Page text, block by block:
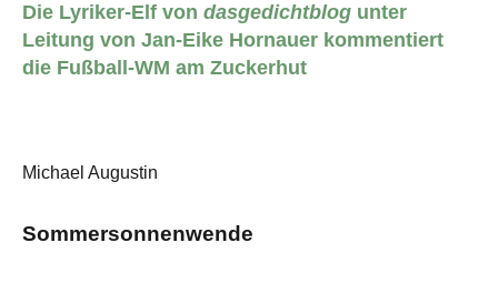
Die Lyriker-Elf von dasgedichtblog unter
Leitung von Jan-Eike Hornauer kommentiert
die Fußball-WM am Zuckerhut
Michael Augustin
Sommersonnenwende